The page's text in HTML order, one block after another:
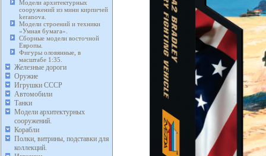
Модели архитектурных
сооружений из мини кирпичей
keranova.
Модели строений и техники
«Умная бумага».
Сборные модели восточной
Европы.
Фигуры оловянные, в
масштабе 1:35.
Железные дороги
Оружие
Игрушки СССР
Автомобили
Танки
Модели архитектурных
сооружений.
Корабли
Полки, витрины, подставки для
коллекций.